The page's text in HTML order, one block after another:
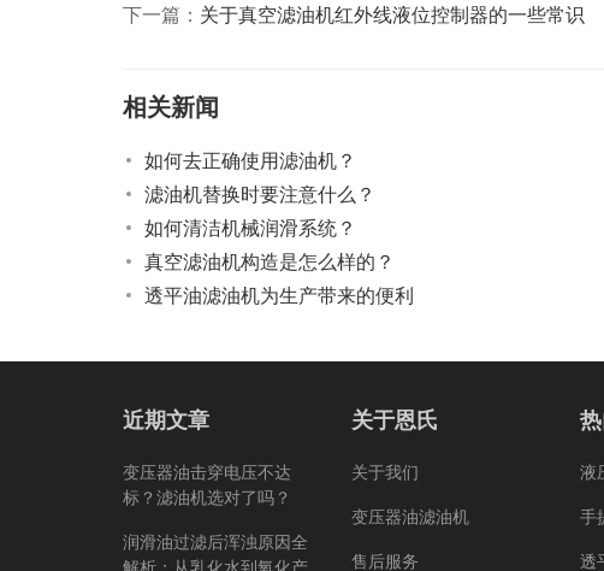
下一篇： 关于真空滤油机红外线液位控制器的一些常识
相关新闻
如何去正确使用滤油机？
滤油机替换时要注意什么？
如何清洁机械润滑系统？
真空滤油机构造是怎么样的？
透平油滤油机为生产带来的便利
近期文章
变压器油击穿电压不达
标？滤油机选对了吗？
润滑油过滤后浑浊原因全
关于恩氏
关于我们
变压器油滤油机
售后服务
液
手
透